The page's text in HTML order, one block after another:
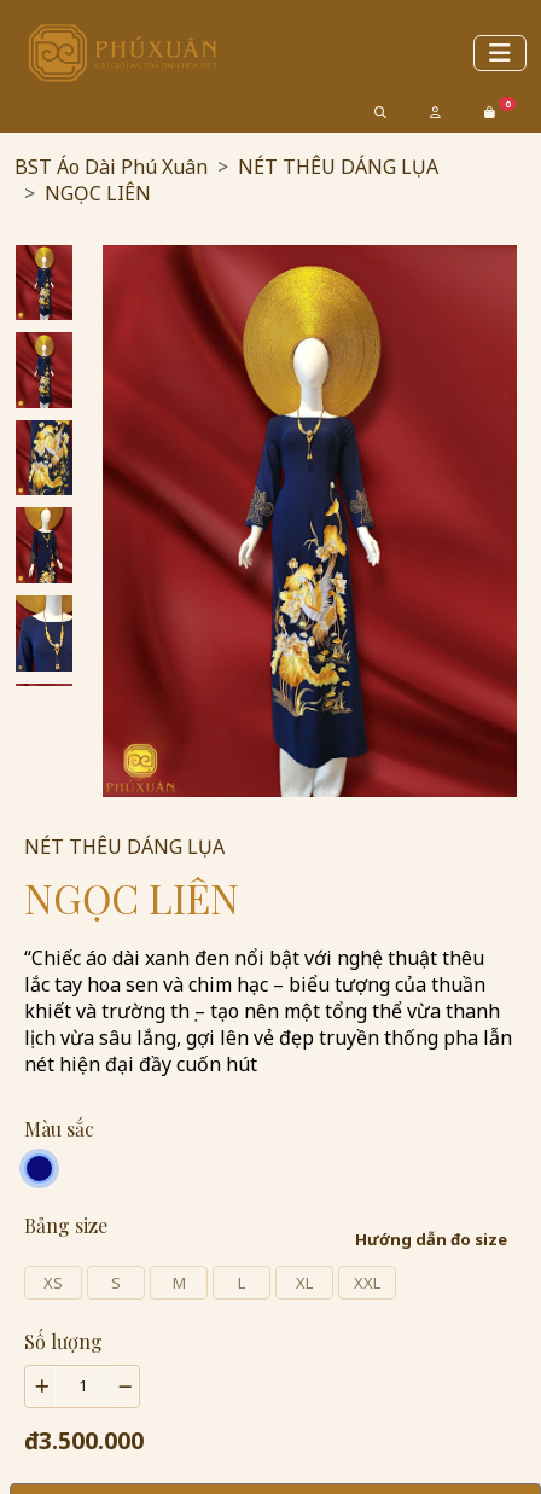
0
BST Áo Dài Phú Xuân
NÉT THÊU DÁNG LỤA
NGỌC LIÊN
NÉT THÊU DÁNG LỤA
NGỌC LIÊN
“Chiếc áo dài xanh đen nổi bật với nghệ thuật thêu
lắc tay hoa sen và chim hạc – biểu tượng của thuần
khiết và trường thọ – tạo nên một tổng thể vừa thanh
lịch vừa sâu lắng, gợi lên vẻ đẹp truyền thống pha lẫn
nét hiện đại đầy cuốn hút
Màu sắc
Bảng size
Hướng dẫn đo size
XS
S M L XL XXL
Số lượng
đ3.500.000